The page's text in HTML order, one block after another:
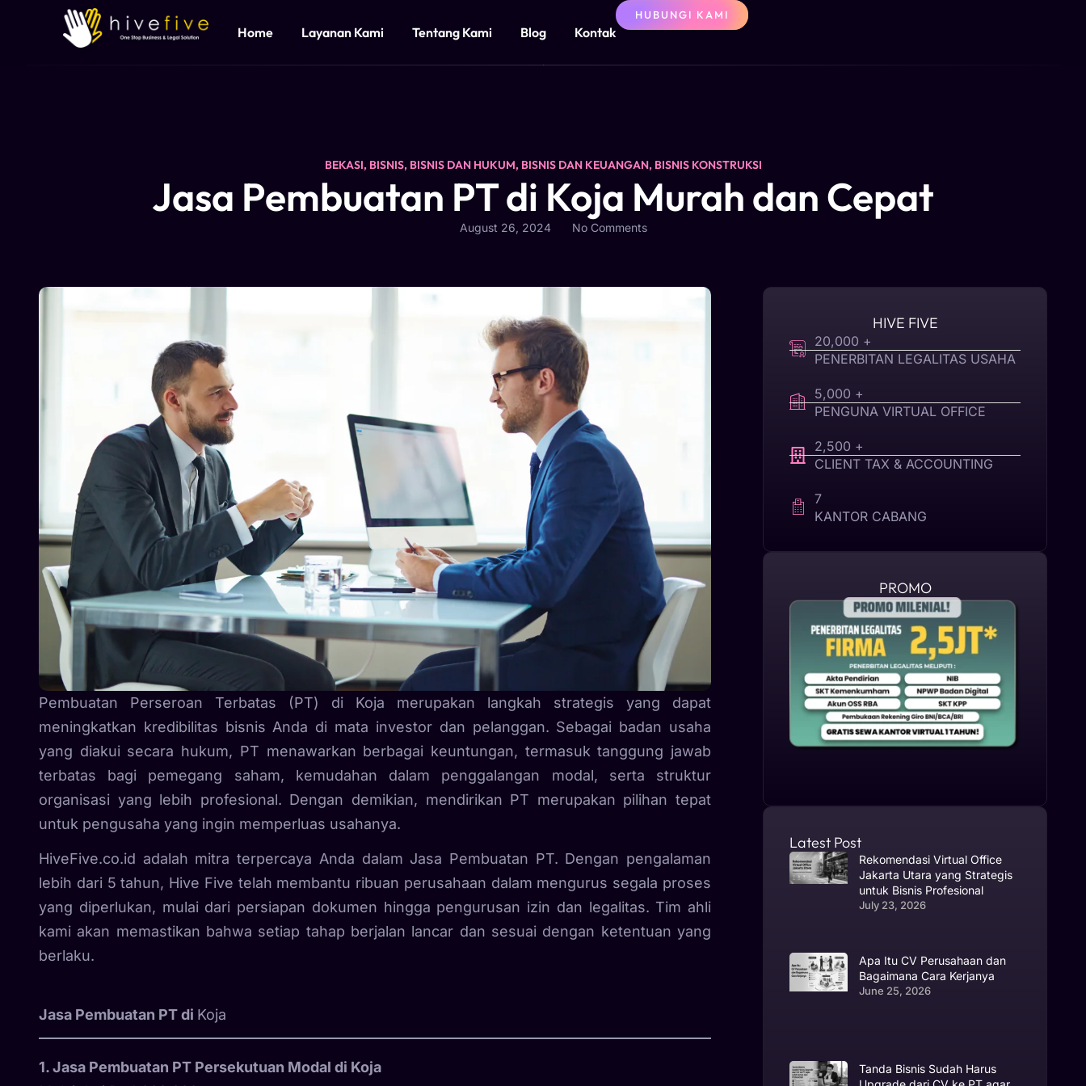
Home Layanan Kami Tentang Kami Blog Kontak
HUBUNGI KAMI
BEKASI, BISNIS, BISNIS DAN HUKUM, BISNIS DAN KEUANGAN, BISNIS KONSTRUKSI
Jasa Pembuatan PT di Koja Murah dan Cepat
August 26, 2024 No Comments
Pembuatan Perseroan Terbatas (PT) di Koja merupakan langkah strategis yang dapat
meningkatkan kredibilitas bisnis Anda di mata investor dan pelanggan. Sebagai badan usaha
yang diakui secara hukum, PT menawarkan berbagai keuntungan, termasuk tanggung jawab
terbatas bagi pemegang saham, kemudahan dalam penggalangan modal, serta struktur
organisasi yang lebih profesional. Dengan demikian, mendirikan PT merupakan pilihan tepat
untuk pengusaha yang ingin memperluas usahanya.
HiveFive.co.id adalah mitra terpercaya Anda dalam Jasa Pembuatan PT. Dengan pengalaman
lebih dari 5 tahun, Hive Five telah membantu ribuan perusahaan dalam mengurus segala proses
yang diperlukan, mulai dari persiapan dokumen hingga pengurusan izin dan legalitas. Tim ahli
kami akan memastikan bahwa setiap tahap berjalan lancar dan sesuai dengan ketentuan yang
berlaku.
Jasa Pembuatan PT di Koja
1. Jasa Pembuatan PT Persekutuan Modal di Koja
HIVE FIVE
20,000 +
PENERBITAN LEGALITAS USAHA
5,000 +
PENGUNA VIRTUAL OFFICE
2,500 +
CLIENT TAX & ACCOUNTING
7
KANTOR CABANG
PROMO
Latest Post
Rekomendasi Virtual Office
Jakarta Utara yang Strategis
untuk Bisnis Profesional
July 23, 2026
Apa Itu CV Perusahaan dan
Bagaimana Cara Kerjanya
June 25, 2026
Tanda Bisnis Sudah Harus